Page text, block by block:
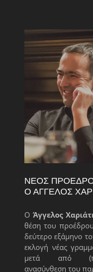
ΝΈΟΣ
Ο ΆΓΓΕΛΟΣ
ΟΆγγελος
θέση του
δεύτερο εξάμηνο
εκλογή νέας
μετά από
ανασύνθεση του